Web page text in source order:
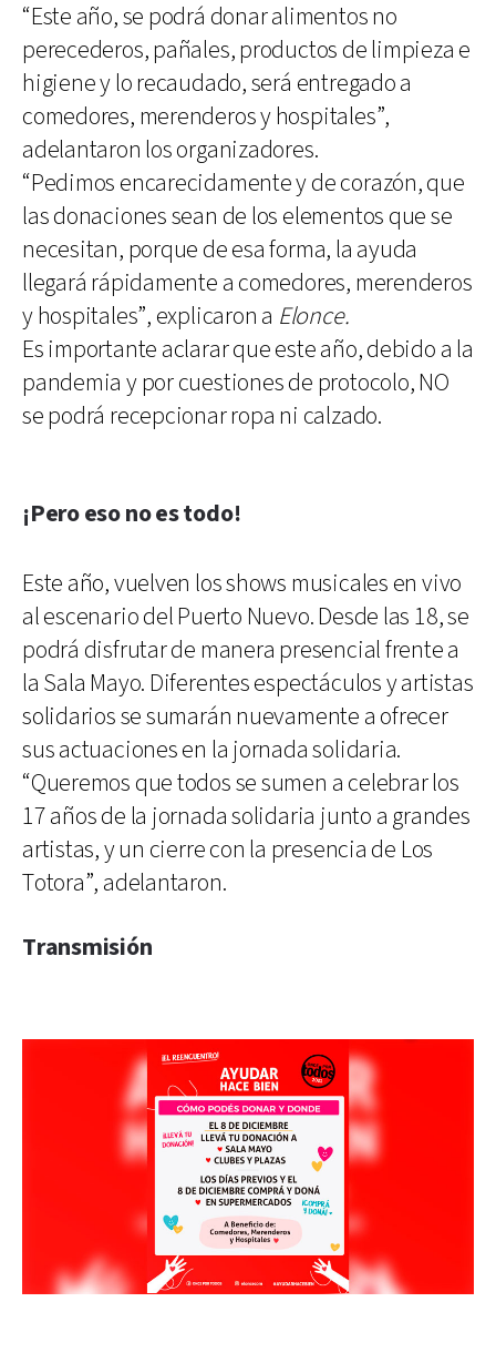
“Este año, se podrá donar alimentos no
perecederos, pañales, productos de limpieza e
higiene y lo recaudado, será entregado a
comedores, merenderos y hospitales”,
adelantaron los organizadores.
“Pedimos encarecidamente y de corazón, que
las donaciones sean de los elementos que se
necesitan, porque de esa forma, la ayuda
llegará rápidamente a comedores, merenderos
y hospitales”, explicaron a Elonce.
Es importante aclarar que este año, debido a la
pandemia y por cuestiones de protocolo, NO
se podrá recepcionar ropa ni calzado.
¡Pero eso no es todo!
Este año, vuelven los shows musicales en vivo
al escenario del Puerto Nuevo. Desde las 18, se
podrá disfrutar de manera presencial frente a
la Sala Mayo. Diferentes espectáculos y artistas
solidarios se sumarán nuevamente a ofrecer
sus actuaciones en la jornada solidaria.
“Queremos que todos se sumen a celebrar los
17 años de la jornada solidaria junto a grandes
artistas, y un cierre con la presencia de Los
Totora”, adelantaron.
Transmisión